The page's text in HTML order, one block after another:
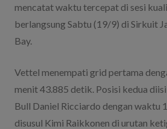
mencatat waktu tercepat di sesi
berlangsung Sabtu (19/9) di Sirkuit
Bay.
Vettel menempati grid pertama
menit 43.885 detik. Posisi kedua
Bull Daniel Ricciardo dengan waktu
disusul Kimi Raikkonen di urutan